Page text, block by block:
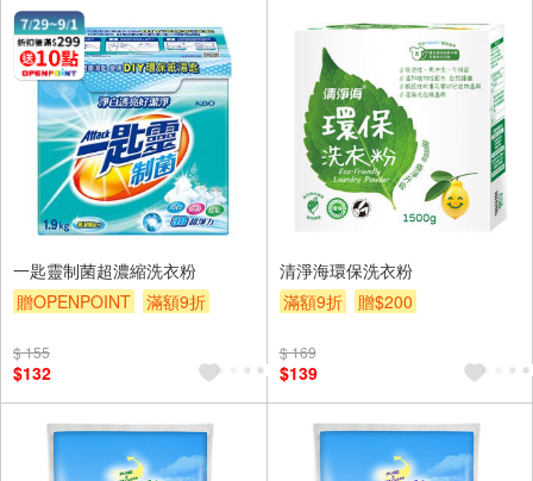
一匙靈制菌超濃縮洗衣粉
贈OPENPOINT
滿額9折
$ 155
$132
清淨海環保洗衣粉
滿額9折
贈$200
$ 169
$139